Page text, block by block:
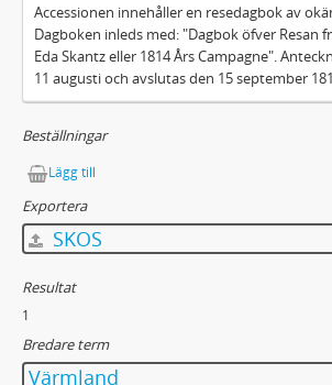
Accessionen innehåller en resedagbok av
Dagboken inleds med: "Dagbok öfver Resan
Eda Skantz eller 1814 Års Campagne".
11 augusti och avslutas den 15 september
Beställningar
Lägg till
Exportera
SKOS
Resultat
1
Bredare term
Värmland